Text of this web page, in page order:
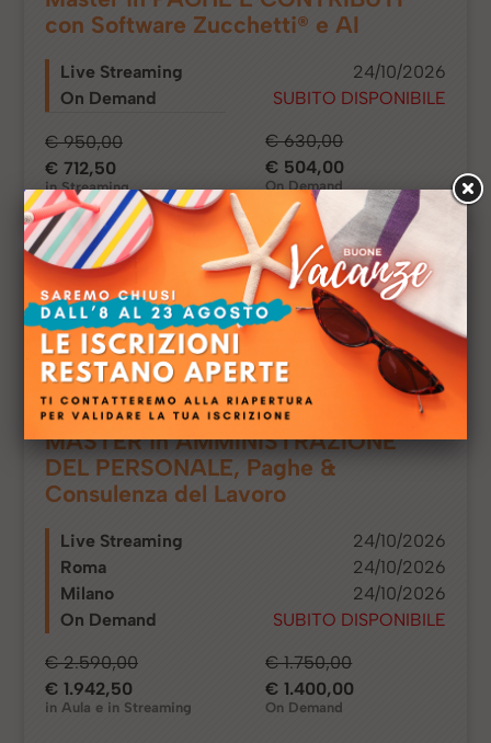
con Software Zucchetti® e AI
Live Streaming
24/10/2026
On Demand
SUBITO DISPONIBILE
€ 950,00
€ 712,50
in Streaming
€ 630,00
€ 504,00
On Demand
44 ed.
MASTER in AMMINISTRAZIONE
DEL PERSONALE, Paghe &
Consulenza del Lavoro
Live Streaming
24/10/2026
Roma
24/10/2026
Milano
24/10/2026
On Demand
SUBITO DISPONIBILE
€ 2.590,00
€ 1.942,50
in Aula e in Streaming
€ 1.750,00
€ 1.400,00
On Demand